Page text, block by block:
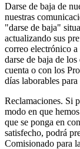
Darse de baja de
nuestras
"darse de baja"
actualizando sus
correo electrónico
darse de baja de
cuenta o con los
días laborables
Reclamaciones. Si
modo en que
que se ponga en
satisfecho, podrá
Comisionado para